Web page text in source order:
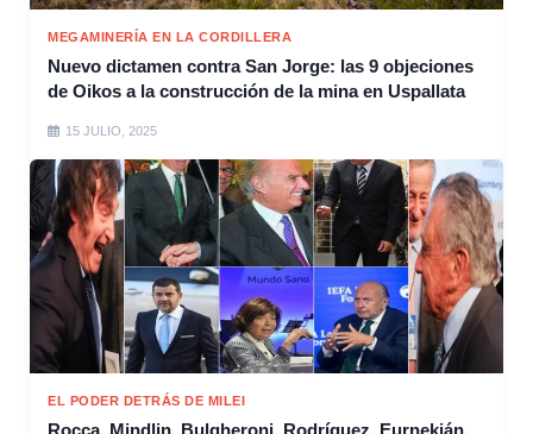
MEGAMINERÍA EN LA CORDILLERA
Nuevo dictamen contra San Jorge: las 9 objeciones
de Oikos a la construcción de la mina en Uspallata
15 JULIO, 2025
EL PODER DETRÁS DE MILEI
Rocca, Mindlin, Bulgheroni, Rodríguez, Eurnekián,